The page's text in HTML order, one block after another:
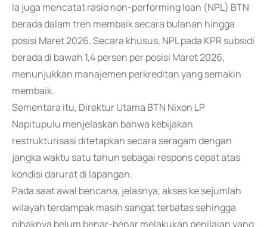
Ia juga mencatat rasio non-performing loan (NPL) BTN
berada dalam tren membaik secara bulanan hingga
posisi Maret 2026. Secara khusus, NPL pada KPR subsidi
berada di bawah 1,4 persen per posisi Maret 2026,
menunjukkan manajemen perkreditan yang semakin
membaik.
Sementara itu, Direktur Utama BTN Nixon LP
Napitupulu menjelaskan bahwa kebijakan
restrukturisasi ditetapkan secara seragam dengan
jangka waktu satu tahun sebagai respons cepat atas
kondisi darurat di lapangan.
Pada saat awal bencana, jelasnya, akses ke sejumlah
wilayah terdampak masih sangat terbatas sehingga
pihaknya belum benar-benar melakukan penilaian yang